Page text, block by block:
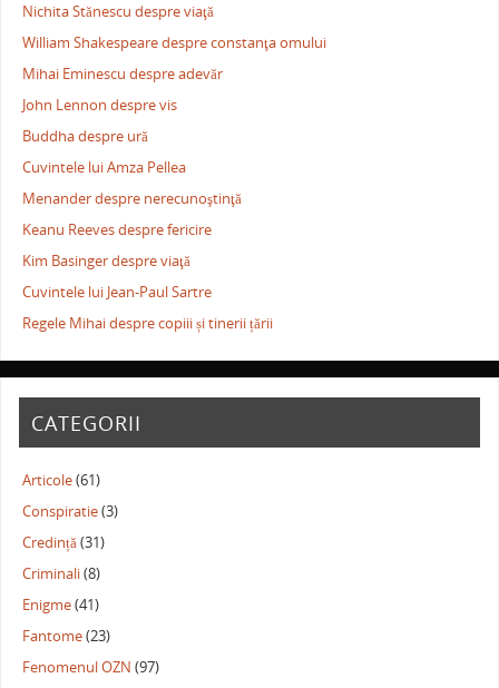
Nichita Stănescu despre viaţă
William Shakespeare despre constanţa omului
Mihai Eminescu despre adevăr
John Lennon despre vis
Buddha despre ură
Cuvintele lui Amza Pellea
Menander despre nerecunoştinţă
Keanu Reeves despre fericire
Kim Basinger despre viaţă
Cuvintele lui Jean-Paul Sartre
Regele Mihai despre copiii și tinerii țării
CATEGORII
Articole(61)
Conspiratie(3)
Credință(31)
Criminali(8)
Enigme(41)
Fantome(23)
Fenomenul OZN (97)